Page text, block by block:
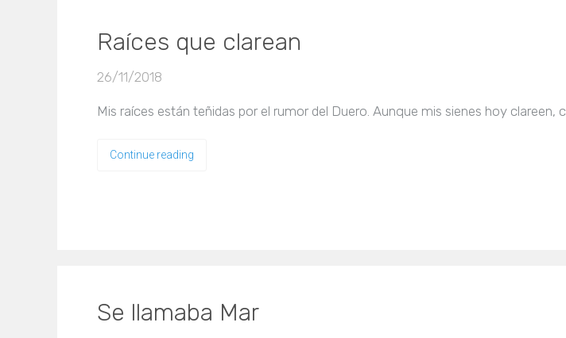
Raíces que clarean
26/11/2018
Mis raíces están teñidas por el rumor del Duero. Aunque mis sienes hoy
Continue reading
Se llamaba Mar